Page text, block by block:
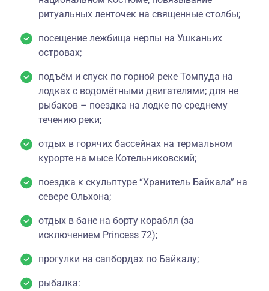
ритуальных ленточек на священные столбы;
посещение лежбища нерпы на Ушканьих
островах;
подъём и спуск по горной реке Томпуда на
лодках с водомётными двигателями; для не
рыбаков – поездка на лодке по среднему
течению реки;
отдых в горячих бассейнах на термальном
курорте на мысе Котельниковский;
поездка к скульптуре “Хранитель Байкала” на
севере Ольхона;
отдых в бане на борту корабля (за
исключением Princess 72);
прогулки на сапбордах по Байкалу;
рыбалка: